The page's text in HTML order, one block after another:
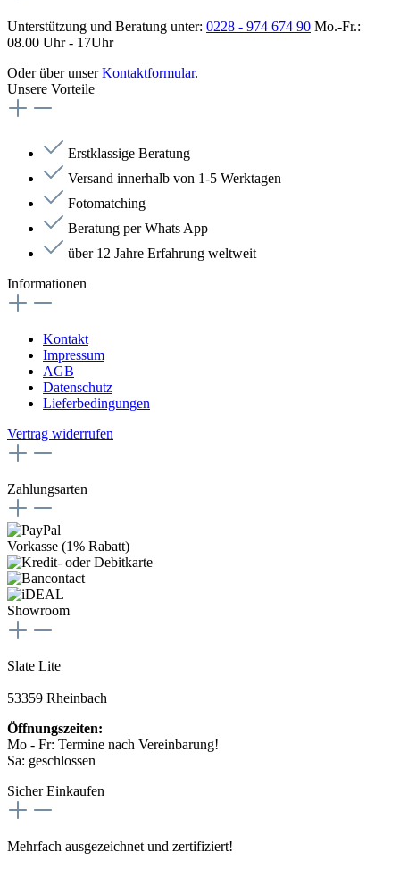
Unterstützung und Beratung unter: 0228 - 974 674 90 Mo.-Fr.:
08.00 Uhr - 17Uhr
Oder über unserKontaktformular.
Unsere Vorteile
Erstklassige Beratung
Versand innerhalb von 1-5 Werktagen
Fotomatching
Beratung per Whats App
über 12 Jahre Erfahrung weltweit
Informationen
Kontakt
Impressum
AGB
Datenschutz
Lieferbedingungen
Vertrag widerrufen
Zahlungsarten
Vorkasse (1% Rabatt)
Showroom
Slate Lite
53359 Rheinbach
Öffnungszeiten:
Mo - Fr: Termine nach Vereinbarung!
Sa: geschlossen
Sicher Einkaufen
Mehrfach ausgezeichnet und zertifiziert!